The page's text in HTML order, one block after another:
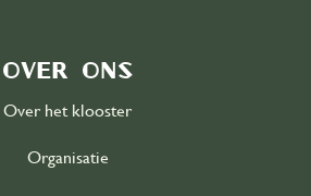
Over ons
Over het klooster
Organisatie